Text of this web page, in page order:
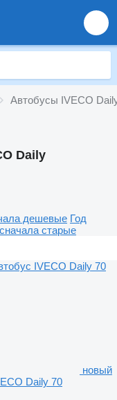
Автобусы IVECO
Daily
дешевые Год
старые
новый
Daily 70